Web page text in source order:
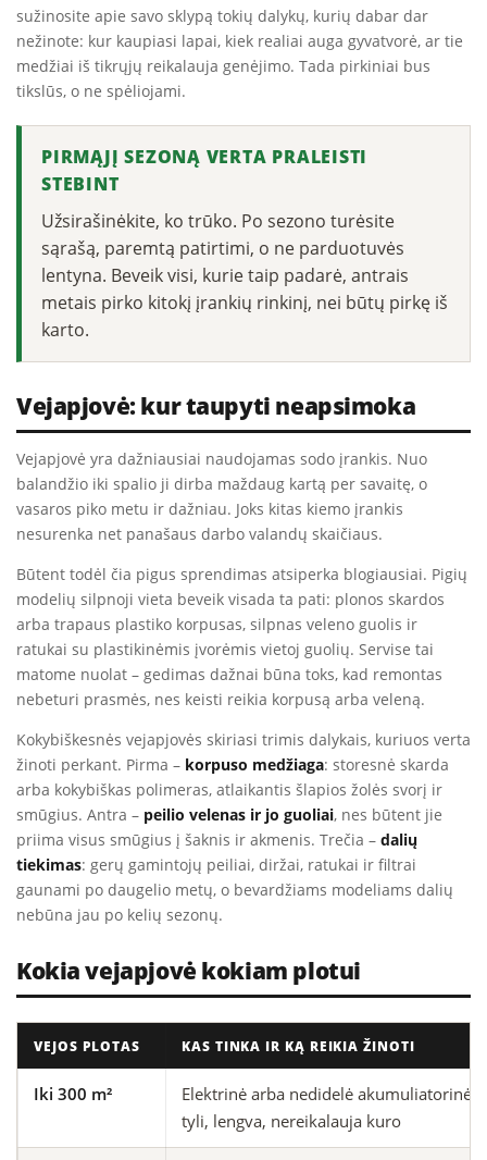
sužinosite apie savo sklypą tokių dalykų, kurių dabar dar
nežinote: kur kaupiasi lapai, kiek realiai auga gyvatvorė, ar tie
medžiai iš tikrųjų reikalauja genėjimo. Tada pirkiniai bus
tikslūs, o ne spėliojami.
PIRMĄJĮ SEZONĄ VERTA PRALEISTI
STEBINT
Užsirašinėkite, ko trūko. Po sezono turėsite
sąrašą, paremtą patirtimi, o ne parduotuvės
lentyna. Beveik visi, kurie taip padarė, antrais
metais pirko kitokį įrankių rinkinį, nei būtų pirkę iš
karto.
Vejapjovė: kur taupyti neapsimoka
Vejapjovė yra dažniausiai naudojamas sodo įrankis. Nuo
balandžio iki spalio ji dirba maždaug kartą per savaitę, o
vasaros piko metu ir dažniau. Joks kitas kiemo įrankis
nesurenka net panašaus darbo valandų skaičiaus.
Būtent todėl čia pigus sprendimas atsiperka blogiausiai. Pigių
modelių silpnoji vieta beveik visada ta pati: plonos skardos
arba trapaus plastiko korpusas, silpnas veleno guolis ir
ratukai su plastikinėmis įvorėmis vietoj guolių. Servise tai
matome nuolat – gedimas dažnai būna toks, kad remontas
nebeturi prasmės, nes keisti reikia korpusą arba veleną.
Kokybiškesnės vejapjovės skiriasi trimis dalykais, kuriuos verta
žinoti perkant. Pirma – korpuso medžiaga: storesnė skarda
arba kokybiškas polimeras, atlaikantis šlapios žolės svorį ir
smūgius. Antra – peilio velenas ir jo guoliai, nes būtent jie
priima visus smūgius į šaknis ir akmenis. Trečia – dalių
tiekimas: gerų gamintojų peiliai, diržai, ratukai ir filtrai
gaunami po daugelio metų, o bevardžiams modeliams dalių
nebūna jau po kelių sezonų.
Kokia vejapjovė kokiam plotui
VEJOS PLOTAS KAS TINKA IR KĄ REIKIA ŽINOTI
Iki 300 m²
Elektrinė arba nedidelė akumuliatorinė
tyli, lengva, nereikalauja kuro